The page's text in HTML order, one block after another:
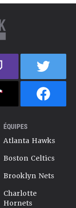
ÉQUIPES
Atlanta Hawks
Boston Celtics
Brooklyn Nets
Charlotte
Hornets